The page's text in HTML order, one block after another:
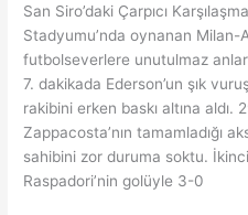
San Siro’daki Çarpıcı
Stadyumu’nda oynanan
futbolseverlere unutulmaz anlar
7. dakikada Ederson’un şık
rakibini erken baskı altına aldı.
Zappacosta’nın tamamladığı
sahibini zor duruma soktu.
Raspadori’nin golüyle 3-0